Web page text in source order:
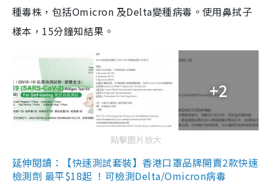
種毒株，包括Omicron 及Delta變種病毒。使用鼻拭子
樣本，15分鐘知結果。
+2
點擊圖片放大
延伸閱讀：【快速測試套裝】香港口罩品牌開賣2款快速
檢測劑 最平$18起 ！可檢測Delta/Omicron病毒